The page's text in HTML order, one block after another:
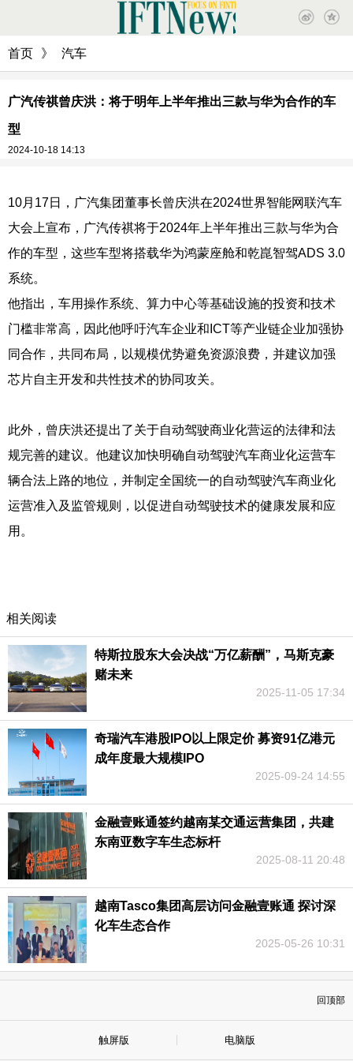
首页 》 汽车
广汽传祺曾庆洪：将于明年上半年推出三款与华为合作的车
型
2024-10-18 14:13
10月17日，广汽集团董事长曾庆洪在2024世界智能网联汽车
大会上宣布，广汽传祺将于2024年上半年推出三款与华为合
作的车型，这些车型将搭载华为鸿蒙座舱和乾崑智驾ADS 3.0
系统。
他指出，车用操作系统、算力中心等基础设施的投资和技术
门槛非常高，因此他呼吁汽车企业和ICT等产业链企业加强协
同合作，共同布局，以规模优势避免资源浪费，并建议加强
芯片自主开发和共性技术的协同攻关。
此外，曾庆洪还提出了关于自动驾驶商业化营运的法律和法
规完善的建议。他建议加快明确自动驾驶汽车商业化运营车
辆合法上路的地位，并制定全国统一的自动驾驶汽车商业化
运营准入及监管规则，以促进自动驾驶技术的健康发展和应
用。
相关阅读
特斯拉股东大会决战“万亿薪酬”，马斯克豪
赌未来
2025-11-05 17:34
奇瑞汽车港股IPO以上限定价 募资91亿港元
成年度最大规模IPO
2025-09-24 14:55
金融壹账通签约越南某交通运营集团，共建
东南亚数字车生态标杆
2025-08-11 20:48
越南Tasco集团高层访问金融壹账通 探讨深
化车生态合作
2025-05-26 10:31
回顶部
触屏版 电脑版